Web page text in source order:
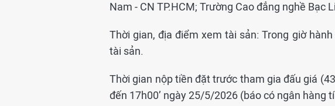
Nam - CN TP.HCM; Trường Cao đẳng nghề Bạc
Thời gian, địa điểm xem tài sản: Trong giờ
tài sản.
Thời gian nộp tiền đặt trước tham gia đấu giá
đến 17h00’ ngày 25/5/2026 (báo có ngân hàng